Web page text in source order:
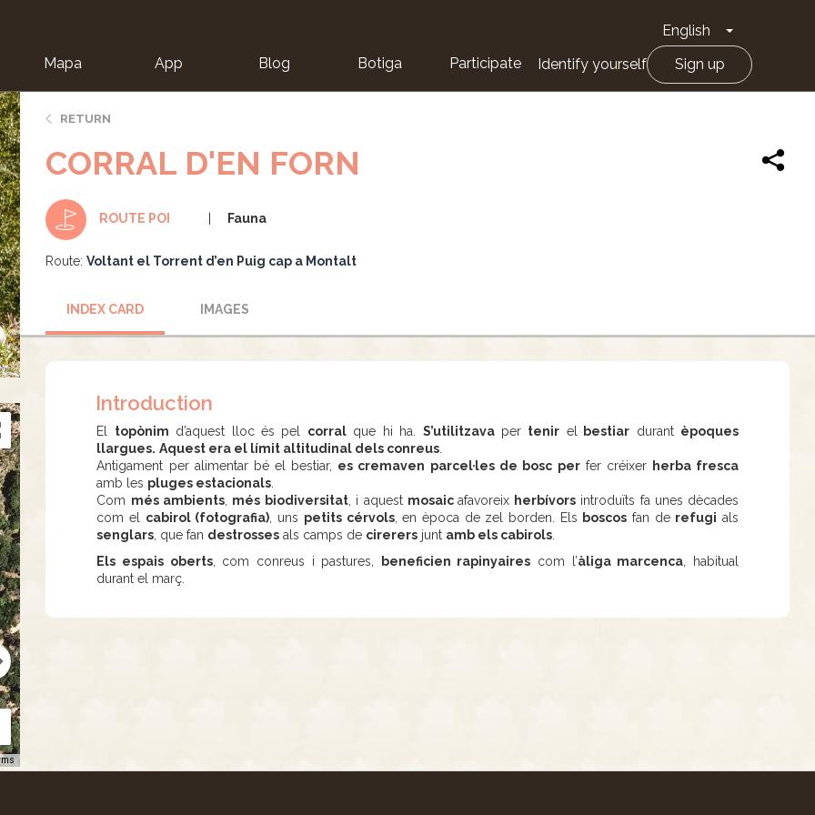
English Toggle
Mapa App Blog Botiga Participate Identify yourself Sign up
RETURN
CORRAL D'EN FORN
ROUTE POI Fauna
Route: Voltant el Torrent d’en Puig cap a Montalt
INDEX CARD IMAGES
Introduction
El topònim d’aquest lloc és pel corralque hi ha. S’utilitzavaper tenir el bestiar durant èpoques
llargues. Aquest era el límit altitudinal dels conreus
Antigament per alimentar bé el bestiar, es cremaven parcel·les de bosc perfer créixer herba fresca
amb les pluges estacionals
Com més ambients, més biodiversitat , i aquest mosaicafavoreix herbívors introduïts fa unes dècades
com el cabirol (fotografia) , uns petits cérvols, en època de zel borden. Els boscos fan de refugi als
senglars , que fan destrosses als camps de cirerers junt amb els cabirols
Els espais oberts, com conreus i pastures, beneficien rapinyaires com l’àliga marcenca , habitual
durant el març.